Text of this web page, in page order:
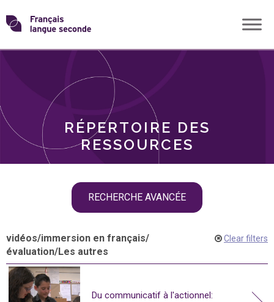
Skip
toTransformons
langue
RÉPERTOIRE DES
RESSOURCES
RECHERCHE AVANCÉE
THÈMES
vidéos/immersion en français/
évaluation/Les autres
Clear filters
Du communicatif à l'actionnel: